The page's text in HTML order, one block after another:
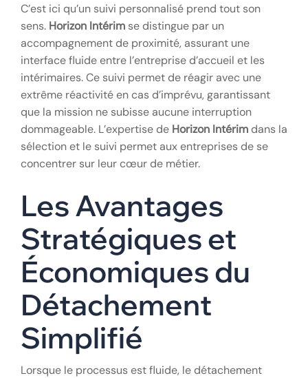
C’est ici qu’un suivi personnalisé prend tout son
sens. Horizon Intérim se distingue par un
accompagnement de proximité, assurant une
interface fluide entre l’entreprise d’accueil et les
intérimaires. Ce suivi permet de réagir avec une
extrême réactivité en cas d’imprévu, garantissant
que la mission ne subisse aucune interruption
dommageable. L’expertise de Horizon Intérimdans la
sélection et le suivi permet aux entreprises de se
concentrer sur leur cœur de métier.
Les Avantages
Stratégiques et
Économiques du
Détachement
Simplifié
Lorsque le processus est fluide, le détachement